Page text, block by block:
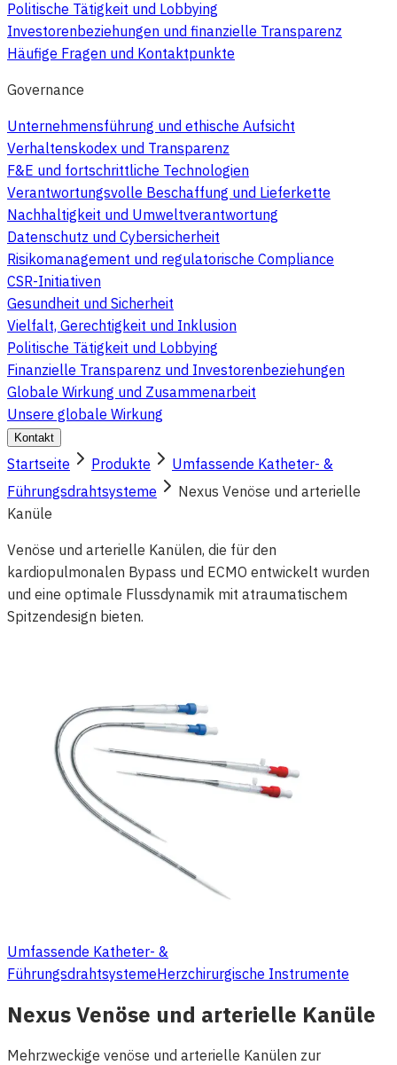
Politische Tätigkeit und Lobbying
Investorenbeziehungen und finanzielle Transparenz
Häufige Fragen und Kontaktpunkte
Governance
Unternehmensführung und ethische Aufsicht
Verhaltenskodex und Transparenz
F&E und fortschrittliche Technologien
Verantwortungsvolle Beschaffung und Lieferkette
Nachhaltigkeit und Umweltverantwortung
Datenschutz und Cybersicherheit
Risikomanagement und regulatorische Compliance
CSR-Initiativen
Gesundheit und Sicherheit
Vielfalt, Gerechtigkeit und Inklusion
Politische Tätigkeit und Lobbying
Finanzielle Transparenz und Investorenbeziehungen
Globale Wirkung und Zusammenarbeit
Unsere globale Wirkung
Kontakt
Startseite Produkte
Umfassende Katheter- &
Führungsdrahtsysteme
Nexus Venöse und arterielle
Kanüle
Venöse und arterielle Kanülen, die für den
kardiopulmonalen Bypass und ECMO entwickelt wurden
und eine optimale Flussdynamik mit atraumatischem
Spitzendesign bieten.
Umfassende Katheter- &
FührungsdrahtsystemeHerzchirurgische Instrumente
Nexus Venöse und arterielle Kanüle
Mehrzweckige venöse und arterielle Kanülen zur